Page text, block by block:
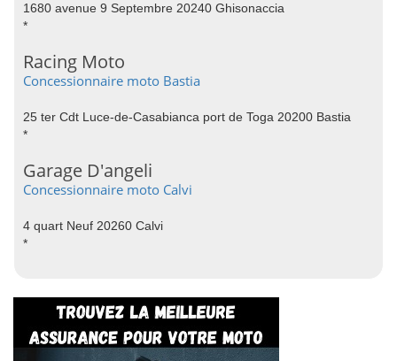
1680 avenue 9 Septembre 20240 Ghisonaccia
*
Racing Moto
Concessionnaire moto Bastia
25 ter Cdt Luce-de-Casabianca port de Toga 20200 Bastia
*
Garage D'angeli
Concessionnaire moto Calvi
4 quart Neuf 20260 Calvi
*